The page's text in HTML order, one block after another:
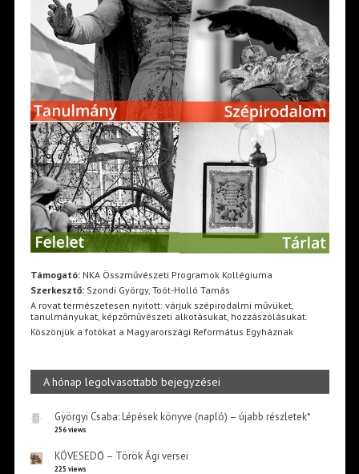
Támogató:NKA Összművészeti Programok Kollégiuma
Szerkesztő:Szondi György, Toót-Holló Tamás
A rovat természetesen nyitott: várjuk szépirodalmi művüket,
tanulmányukat, képzőművészeti alkotásukat, hozzászólásukat.
Köszönjük a fotókat a Magyarországi Református Egyháznak
A hónap legolvasottabb bejegyzései
Györgyi Csaba: Lépések könyve (napló) – újabb részletek*
256 views
KÖVESEDŐ – Török Ági versei
225 views